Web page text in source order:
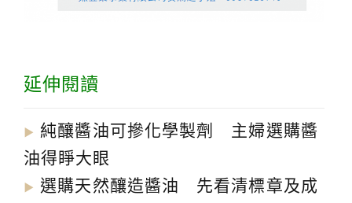
延伸閱讀
▶︎
純釀醬油可摻化學製劑 主婦選購醬
油得睜大眼
▶︎
選購天然釀造醬油 先看清標章及成